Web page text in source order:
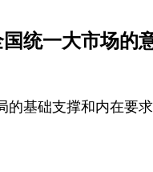
统一大市场的
基础支撑和内在要